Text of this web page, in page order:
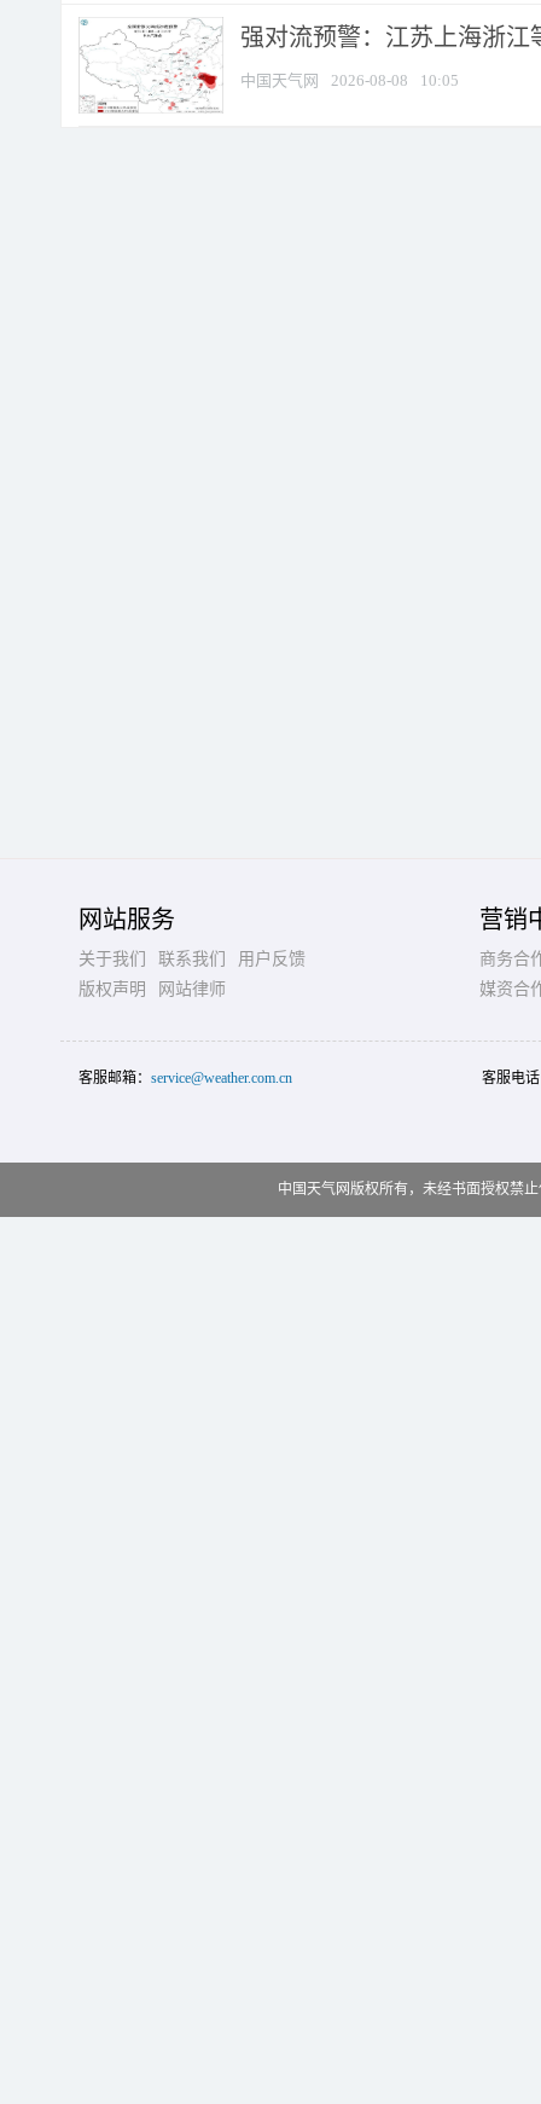
强对流预警：江苏上海浙江
中国天气网 2026-08-08 10:05
网站服务
关于我们 联系我们
用户反馈
版权声明
网站律师
营销
商务合
媒资合
客服邮箱： service@weather.com.cn 客服电
中国天气网版权所有，未经书面授权